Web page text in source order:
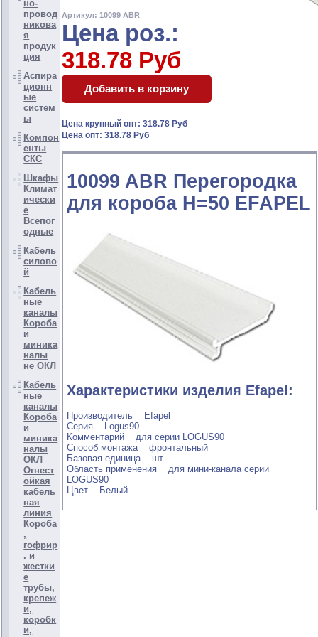
но-
провод
никова
я
продук
ция
Аспира
ционн
ые
систем
ы
Компон
енты
СКС
Шкафы
Климат
ически
е
Всепог
одные
Кабель
силово
й
Кабель
ные
каналы
Короба
и
миника
налы
не ОКЛ
Кабель
ные
каналы
Короба
и
миника
налы
ОКЛ
Огнест
ойкая
кабель
ная
линия
Короба
,
гофрир
. и
жестки
е
трубы,
крепеж
и,
коробк
и,
Артикул: 10099 ABR
Цена роз.:
318.78 Руб
Цена крупный опт: 318.78 Руб
Цена опт: 318.78 Руб
10099 ABR Перегородка
для короба H=50 EFAPEL
Характеристики изделия Efapel:
Производитель Efapel
Серия Logus90
Комментарий для серии LOGUS90
Способ монтажа фронтальный
Базовая единица шт
Область применения для мини-канала серии
LOGUS90
Цвет Белый